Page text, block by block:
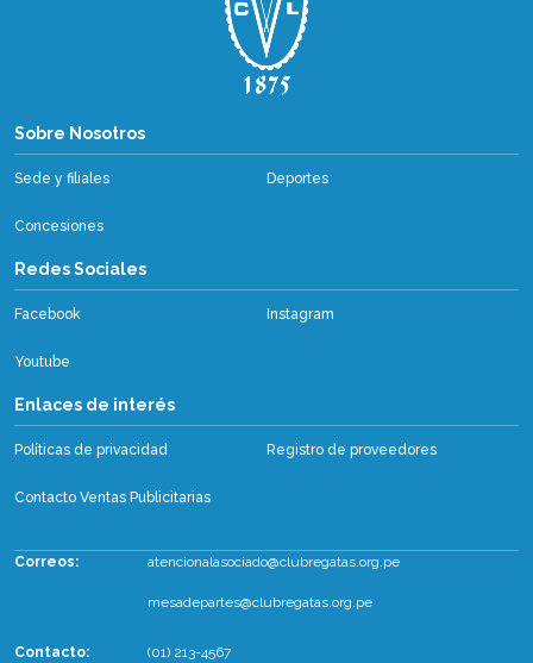
Sobre Nosotros
Sobre Nosotros
Sede y filiales Deportes
Concesiones
Redes Sociales
Facebook Instagram
Youtube
Enlaces de interés
Políticas de privacidad Registro de proveedores
Contacto Ventas Publicitarias
Correos: atencionalasociado@clubregatas.org.pe
mesadepartes@clubregatas.org.pe
Contacto: (01) 213-4567